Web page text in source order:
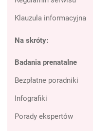
Klauzula informacyjna
Na skróty:
Badania prenatalne
Bezpłatne poradniki
Infografiki
Porady ekspertów